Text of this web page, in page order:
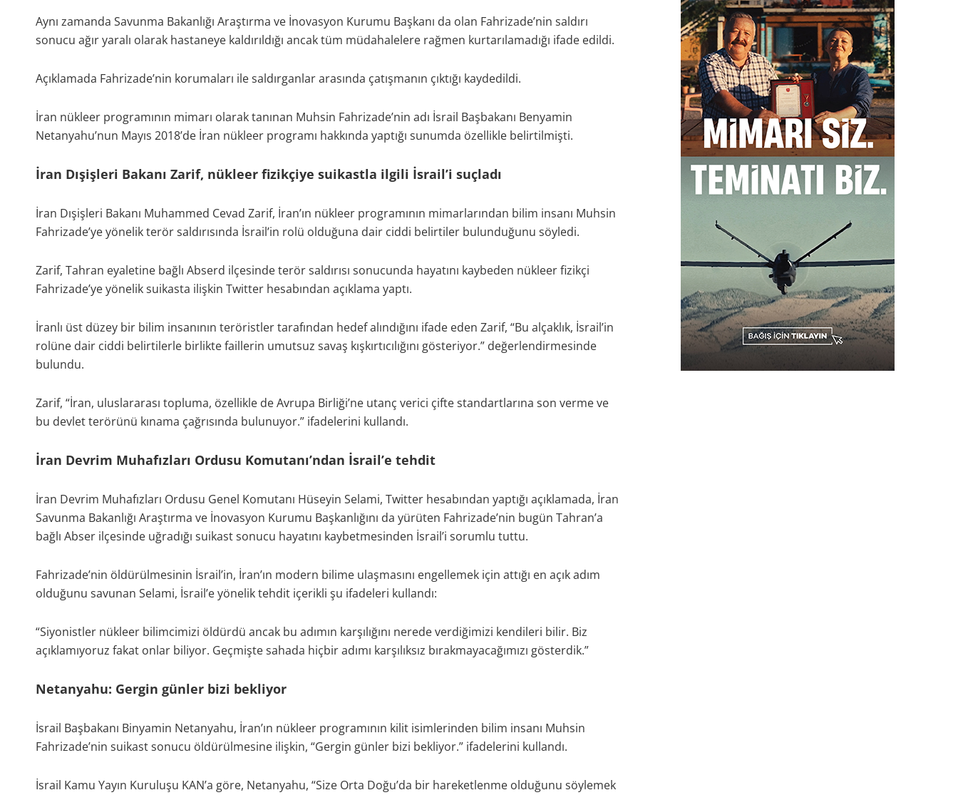
Aynı zamanda Savunma Bakanlığı Araştırma ve İnovasyon Kurumu Başkanı da olan Fahrizade’nin saldırı
sonucu ağır yaralı olarak hastaneye kaldırıldığı ancak tüm müdahalelere rağmen kurtarılamadığı ifade edildi.
Açıklamada Fahrizade’nin korumaları ile saldırganlar arasında çatışmanın çıktığı kaydedildi.
İran nükleer programının mimarı olarak tanınan Muhsin Fahrizade’nin adı İsrail Başbakanı Benyamin
Netanyahu’nun Mayıs 2018’de İran nükleer programı hakkında yaptığı sunumda özellikle belirtilmişti.
İran Dışişleri Bakanı Zarif, nükleer fizikçiye suikastla ilgili İsrail’i suçladı
İran Dışişleri Bakanı Muhammed Cevad Zarif, İran’ın nükleer programının mimarlarından bilim insanı Muhsin
Fahrizade’ye yönelik terör saldırısında İsrail’in rolü olduğuna dair ciddi belirtiler bulunduğunu söyledi.
Zarif, Tahran eyaletine bağlı Abserd ilçesinde terör saldırısı sonucunda hayatını kaybeden nükleer fizikçi
Fahrizade’ye yönelik suikasta ilişkin Twitter hesabından açıklama yaptı.
İranlı üst düzey bir bilim insanının teröristler tarafından hedef alındığını ifade eden Zarif, “Bu alçaklık, İsrail’in
rolüne dair ciddi belirtilerle birlikte faillerin umutsuz savaş kışkırtıcılığını gösteriyor.” değerlendirmesinde
bulundu.
Zarif, “İran, uluslararası topluma, özellikle de Avrupa Birliği’ne utanç verici çifte standartlarına son verme ve
bu devlet terörünü kınama çağrısında bulunuyor.” ifadelerini kullandı.
İran Devrim Muhafızları Ordusu Komutanı’ndan İsrail’e tehdit
İran Devrim Muhafızları Ordusu Genel Komutanı Hüseyin Selami, Twitter hesabından yaptığı açıklamada, İran
Savunma Bakanlığı Araştırma ve İnovasyon Kurumu Başkanlığını da yürüten Fahrizade’nin bugün Tahran’a
bağlı Abser ilçesinde uğradığı suikast sonucu hayatını kaybetmesinden İsrail’i sorumlu tuttu.
Fahrizade’nin öldürülmesinin İsrail’in, İran’ın modern bilime ulaşmasını engellemek için attığı en açık adım
olduğunu savunan Selami, İsrail’e yönelik tehdit içerikli şu ifadeleri kullandı:
“Siyonistler nükleer bilimcimizi öldürdü ancak bu adımın karşılığını nerede verdiğimizi kendileri bilir. Biz
açıklamıyoruz fakat onlar biliyor. Geçmişte sahada hiçbir adımı karşılıksız bırakmayacağımızı gösterdik.”
Netanyahu: Gergin günler bizi bekliyor
İsrail Başbakanı Binyamin Netanyahu, İran’ın nükleer programının kilit isimlerinden bilim insanı Muhsin
Fahrizade’nin suikast sonucu öldürülmesine ilişkin, “Gergin günler bizi bekliyor.” ifadelerini kullandı.
İsrail Kamu Yayın Kuruluşu KAN’a göre, Netanyahu, “Size Orta Doğu’da bir hareketlenme olduğunu söylemek